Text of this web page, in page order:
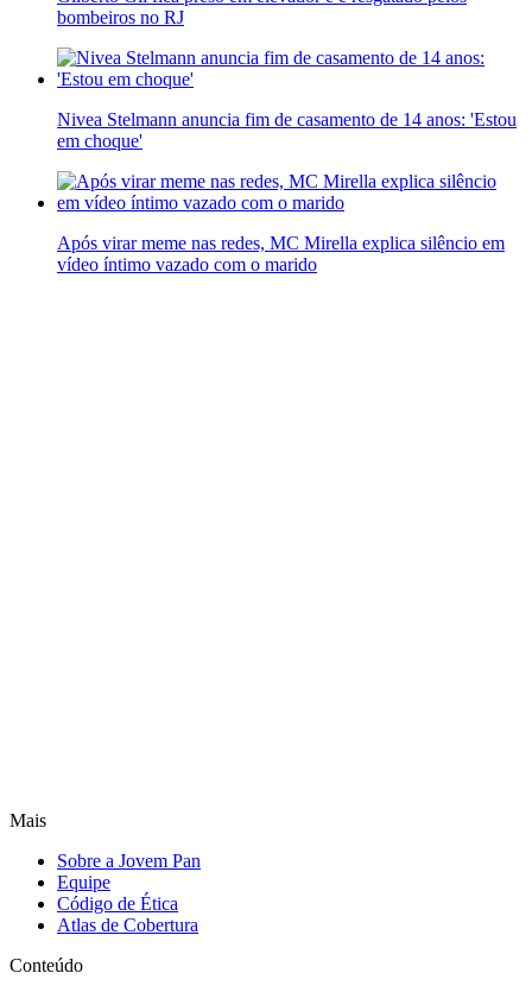
bombeiros no RJ
Nivea Stelmann anuncia fim de casamento de 14 anos: 'Estou
em choque'
Após virar meme nas redes, MC Mirella explica silêncio em
vídeo íntimo vazado com o marido
Mais
Sobre a Jovem Pan
Equipe
Código de Ética
Atlas de Cobertura
Conteúdo